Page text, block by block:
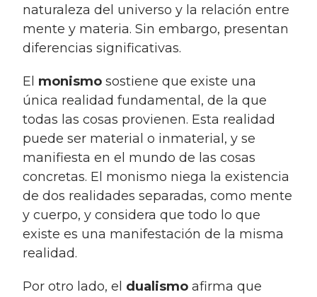
naturaleza del universo y la relación entre
mente y materia. Sin embargo, presentan
diferencias significativas.
monismo sostiene que existe una
única realidad fundamental, de la que
todas las cosas provienen. Esta realidad
puede ser material o inmaterial, y se
manifiesta en el mundo de las cosas
concretas. El monismo niega la existencia
de dos realidades separadas, como mente
y cuerpo, y considera que todo lo que
existe es una manifestación de la misma
realidad.
Por otro lado, el dualismo afirma que